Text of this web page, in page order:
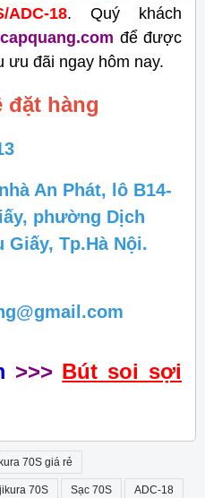
18. Quý khách
để được
ưu đãi ngay hôm nay.
đặt hàng
An Phát, lô B14-
phường Dịch
Giấy, Tp.Hà Nội.
>>> Bút soi sợi
70S giá rẻ
70S Sạc 70S ADC-18